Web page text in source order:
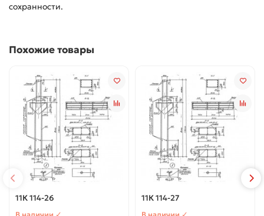
сохранности.
Похожие товары
11К 114-26 11К 114-27